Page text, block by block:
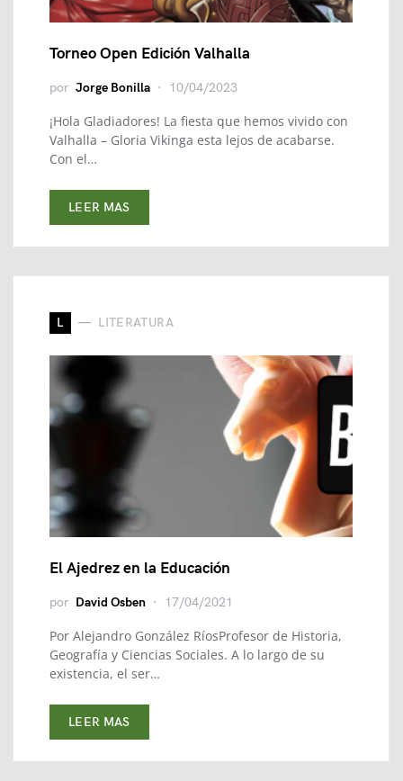
Torneo Open Edición Valhalla
por Jorge Bonilla 10/04/2023
¡Hola Gladiadores! La fiesta que hemos vivido con
Valhalla – Gloria Vikinga esta lejos de acabarse.
Con el…
LEER MAS
L LITERATURA
El Ajedrez en la Educación
por David Osben 17/04/2021
Por Alejandro González RíosProfesor de Historia,
Geografía y Ciencias Sociales. A lo largo de su
existencia, el ser…
LEER MAS